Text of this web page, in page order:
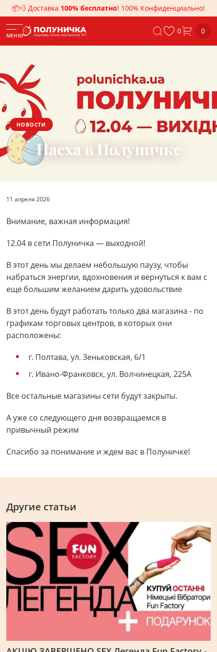
📦💨 Доставка 100% бесплатно! 100% Конфиденциально!
МЕНЮ 0 0
НОВОСТИ
Пасха в Полуничке
11 апреля 2026
Внимание, важная информация!
12.04 в сети Полуничка — выходной!
В этот день мы делаем небольшую паузу, чтобы
набраться энергии, вдохновения и вернуться к вам с
еще большим желанием дарить удовольствие
В этот день будут работать только два магазина - по
графикам торговых центров, в которых они
расположены:
г. Полтава, ул. Зеньковская, 6/1
г. Ивано-Франковск, ул. Волчинецкая, 225А
Все остальные магазины сети будут закрыты.
А уже со следующего дня возвращаемся в
привычный режим
Спасибо за понимание и ждем вас в Полуничке!
Другие статьи